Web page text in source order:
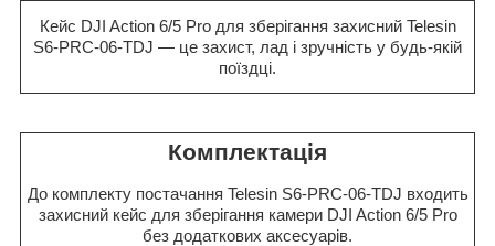
Кейс DJI Action 6/5 Pro для зберігання захисний Telesin
S6-PRC-06-TDJ — це захист, лад і зручність у будь-якій
поїздці.
Комплектація
До комплекту постачання Telesin S6-PRC-06-TDJ входить
захисний кейс для зберігання камери DJI Action 6/5 Pro
без додаткових аксесуарів.